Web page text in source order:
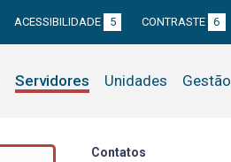
ACESSIBILIDADE 5 CONTRASTE 6
Servidores Unidades Gestão
Contatos